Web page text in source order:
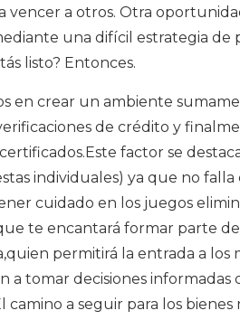
vencer a otros. Otra
una difícil estrategia
listo? Entonces.
​​en crear un ambiente
de crédito y
factor se
individuales) ya que no
cuidado en los juegos
te encantará formar parte
permitirá la entrada a los
a tomar decisiones
camino a seguir para los